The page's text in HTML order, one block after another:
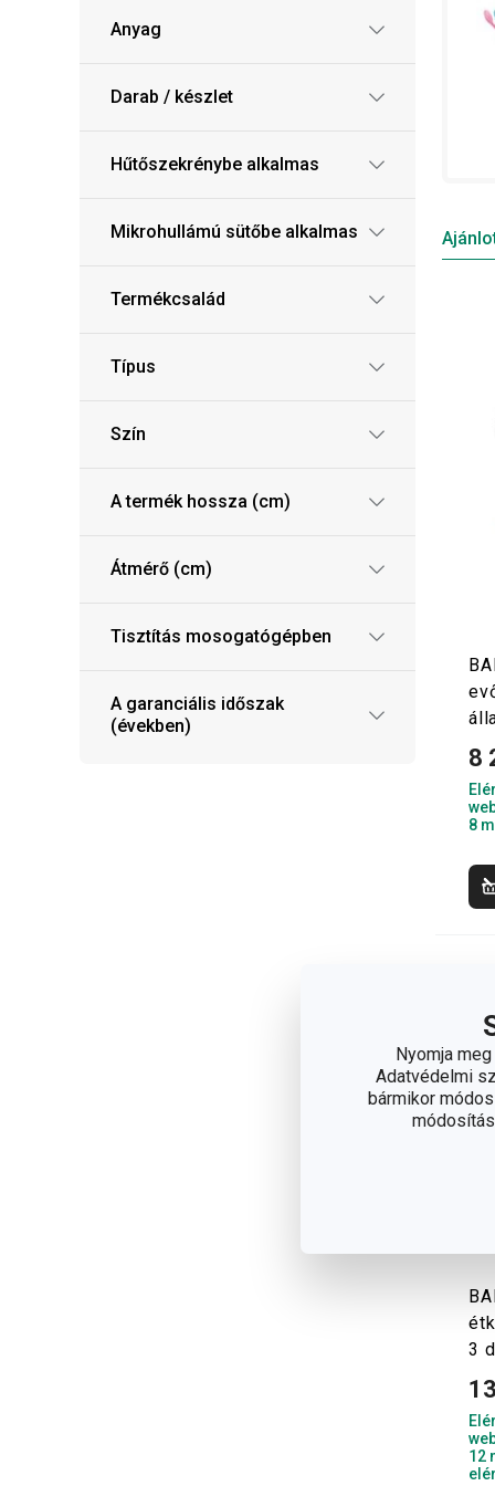
Nyomja
Adatvédelmi
bármikor
Anyag
Darab / készlet
Hűtőszekrénybe alkalmas
Mikrohullámú sütőbe alkalmas
Termékcsalád
Típus
Szín
A termék hossza (cm)
Átmérő (cm)
Tisztítás mosogatógépben
A garanciális időszak
(években)
8
8
3
12